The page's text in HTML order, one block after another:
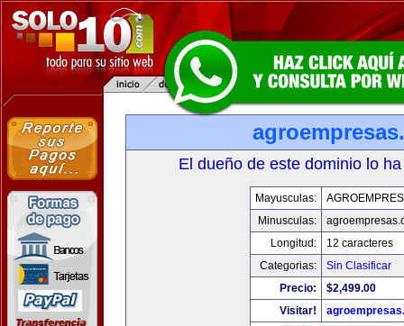
El dueño de este dominio lo
Mayusculas:
Minusculas:
Longitud:
12 caracteres
Categorias:
Sin Clasificar
Precio:
$2,499.00
Visitar!